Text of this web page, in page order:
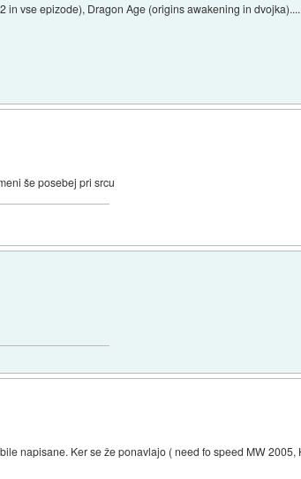
in vse epizode), Dragon Age (origins awakening in
še posebej pri srcu
napisane. Ker se že ponavlajo ( need fo speed MW 2005,